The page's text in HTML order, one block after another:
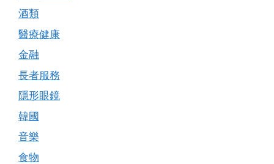
酒類
醫療健康
金融
長者服務
隱形眼鏡
韓國
音樂
食物